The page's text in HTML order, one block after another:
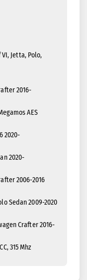
Jetta, Polo,
2016-
AES
2020-
2020-
2006-2016
Sedan 2009-2020
Crafter 2016-
315 Mhz